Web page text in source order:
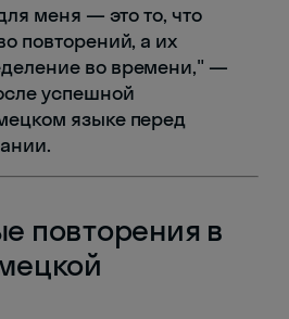
меня — это то, что
повторений, а их
во времени," —
успешной
языке перед
повторения в